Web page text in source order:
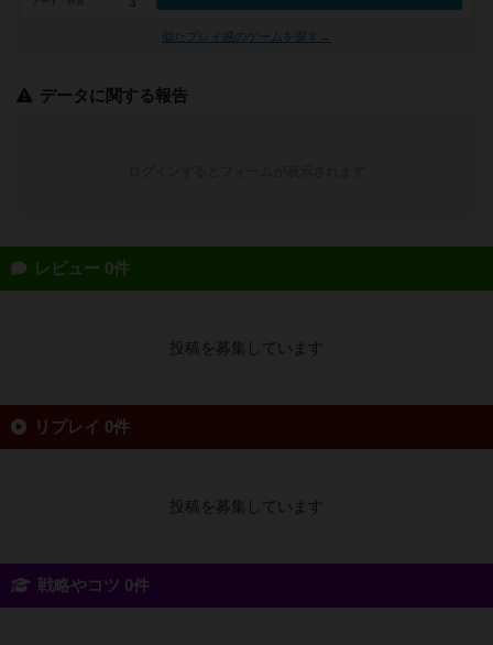
似たプレイ感のゲームを探す→
データに関する報告
レビュー 0件
投稿を募集しています
リプレイ 0件
投稿を募集しています
戦略やコツ 0件